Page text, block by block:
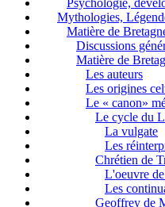
Mythologies,
Matière de
Discussions
Matière de
Les auteurs
Les origines
Le « canon»
Le cycle du
La vulgate
Les
Chrétien de
L'oeuvre
Les
Geoffrey de